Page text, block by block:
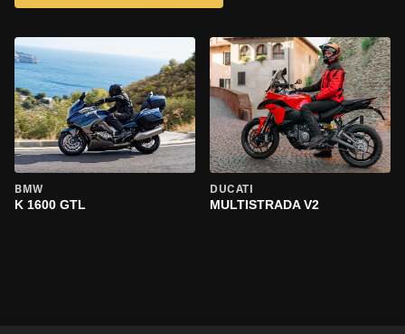
BMW
K 1600 GTL
DUCATI
MULTISTRADA V2